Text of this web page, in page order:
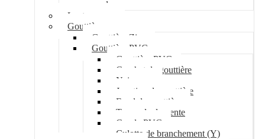
coupoles
Lanterneau
Gouttière
Gouttière Zinc
Gouttière PVC
Gouttière PVC
Crochet de gouttière
Naissance
Jonction de gouttière
Fond de gouttière
Tuyau de descente
Coude PVC
Culotte de branchement (Y)